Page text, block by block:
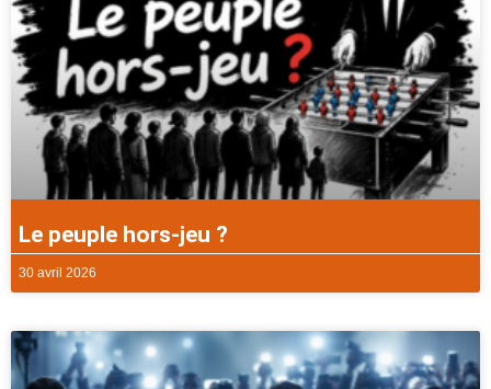
Le peuple hors-jeu ?
30 avril 2026